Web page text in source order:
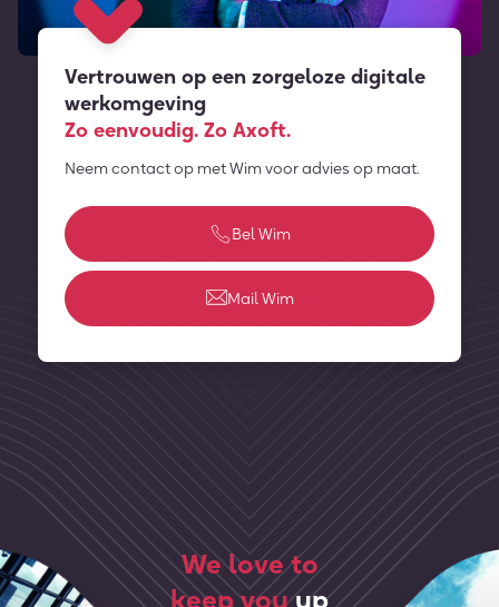
Vertrouwen op een zorgeloze digitale
werkomgeving
Zo eenvoudig. Zo Axoft.
Neem contact op met Wim voor advies op maat.
Bel Wim
Mail Wim
We love to
keep youup